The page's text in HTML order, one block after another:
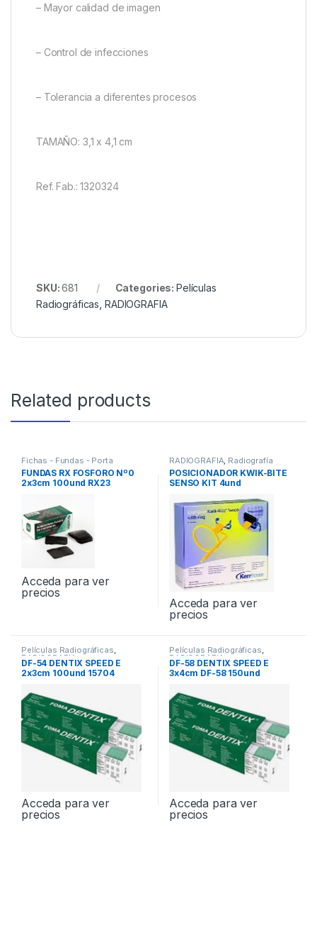
– Mayor calidad de imagen
– Control de infecciones
– Tolerancia a diferentes procesos
TAMAÑO: 3,1 x 4,1 cm
Ref. Fab.: 1320324
SKU:681 Categories: Películas
Radiográficas RADIOGRAFIA
Related products
Fichas - Fundas - Porta
Radiografía, RADIOGRAFIA
FUNDAS RX FOSFORO Nº0
2x3cm 100und RX23
Acceda para ver
precios
RADIOGRAFIA Radiografía
Digital
POSICIONADOR KWIK-BITE
SENSO KIT 4und
Acceda para ver
precios
Películas Radiográficas,
RADIOGRAFIA
DF-54 DENTIX SPEED E
2x3cm 100und 15704
Acceda para ver
precios
Películas Radiográficas,
RADIOGRAFIA
DF-58 DENTIX SPEED E
3x4cm DF-58 150und
Acceda para ver
precios